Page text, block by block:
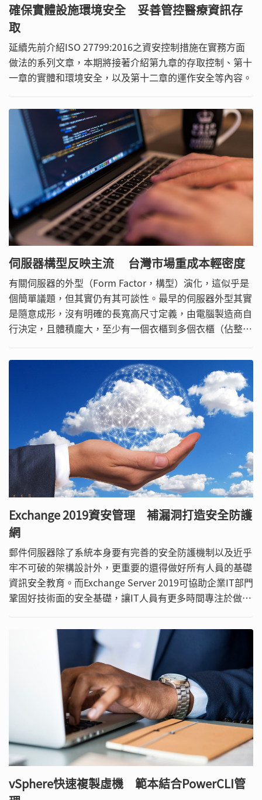
確保實體設施環境安全 妥善管控醫療資訊存
取
延續先前介紹ISO 27799:2016之資安控制措施在實務方面
做法的系列文章，本期將接著介紹第九章的存取控制、第十
一章的實體和環境安全，以及第十二章的運作安全等內容。
伺服器構型反映主流 台灣市場重成本輕密度
有關伺服器的外型（Form Factor，構型）演化，這似乎是
個簡單議題，但其實仍有其可談性。最早的伺服器外型其實
是隨意成形，沒有明確的長寬高尺寸定義，由電腦製造商自
行決定，且體積龐大，至少有一個衣櫃到多個衣櫃（佔整間
統（Large System）外型∕構型。
Exchange 2019資安管理 補漏洞打造安全防護
網
郵件伺服器除了系統本身要有完善的安全防護機制以及近乎
牢不可破的架構設計外，更重要的還得做好所有人員的基礎
資訊安全教育。而Exchange Server 2019可協助企業IT部門
鞏固好技術面的安全基礎，讓IT人員有更多時間專注於做好
vSphere快速複製虛機 範本結合PowerCLI管